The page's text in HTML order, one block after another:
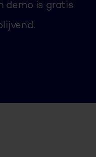
demo is gratis